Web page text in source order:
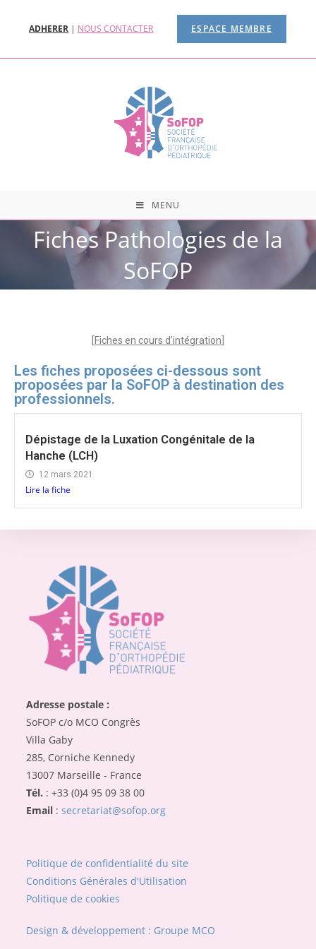
ADHERER | NOUS CONTACTER ESPACE MEMBRE
MENU
Fiches Pathologies de la
SoFOP
[Fiches en cours d’intégration]
Les fiches proposées ci-dessous sont
proposées par la SoFOP à destination des
professionnels.
Dépistage de la Luxation Congénitale de la
Hanche (LCH)
12 mars 2021
Lire la fiche
Adresse postale :
SoFOP c/o MCO Congrès
Villa Gaby
285, Corniche Kennedy
13007 Marseille - France
Tél. : +33 (0)4 95 09 38 00
Email :secretariat@sofop.org
Politique de confidentialité du site
Conditions Générales d'Utilisation
Politique de cookies
Design & développement : Groupe MCO